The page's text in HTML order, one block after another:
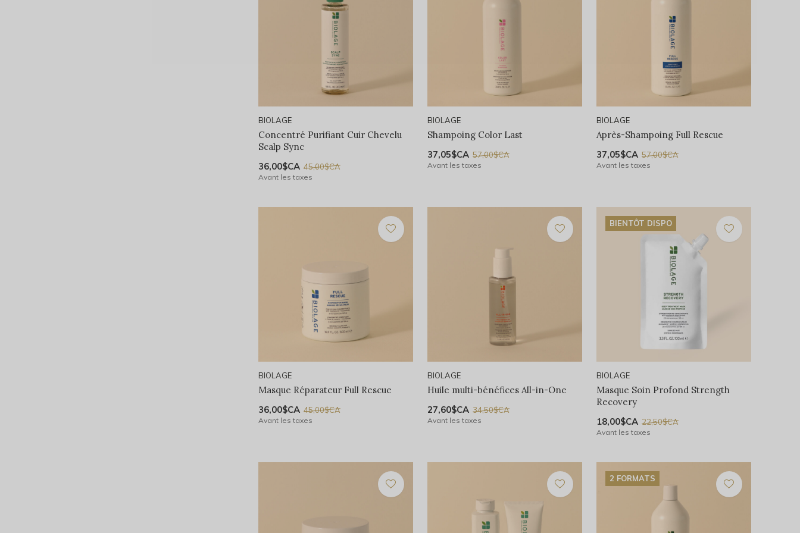
BIOLAGE
Concentré Purifiant Cuir Chevelu
Scalp Sync
36,00$CA 45,00$CA
Avant les taxes
BIOLAGE
Shampoing Color Last
37,05$CA 57,00$CA
Avant les taxes
BIOLAGE
Après-Shampoing Full Rescue
37,05$CA 57,00$CA
Avant les taxes
BIOLAGE
Masque Réparateur Full Rescue
36,00$CA 45,00$CA
Avant les taxes
BIOLAGE
Huile multi-bénéfices All-in-One
27,60$CA 34,50$CA
Avant les taxes
BIENTÔT DISPO
BIOLAGE
Masque Soin Profond Strength
Recovery
18,00$CA 22,50$CA
Avant les taxes
2 FORMATS